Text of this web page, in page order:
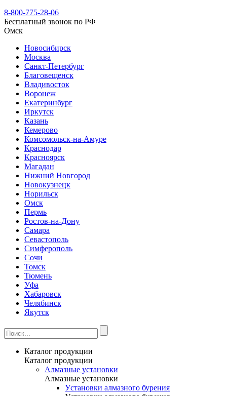
8-800-775-28-06
Бесплатный звонок по РФ
Омск
Новосибирск
Москва
Санкт-Петербург
Благовещенск
Владивосток
Воронеж
Екатеринбург
Иркутск
Казань
Кемерово
Комсомольск-на-Амуре
Краснодар
Красноярск
Магадан
Нижний Новгород
Новокузнецк
Норильск
Омск
Пермь
Ростов-на-Дону
Самара
Севастополь
Симферополь
Сочи
Томск
Тюмень
Уфа
Хабаровск
Челябинск
Якутск
Каталог продукции
Каталог продукции
Алмазные установки
Алмазные установки
Уcтановки алмазного бурения